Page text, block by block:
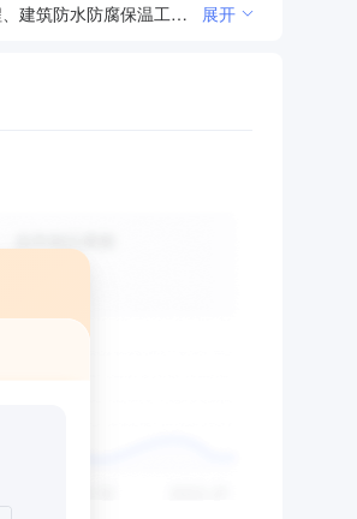
房屋建筑工程、公路工程、水利水电工程、建筑装修装饰工程、电力工程、环保工程、钢结构工程、市政公用工程、园林绿化工程、建筑防水防腐保温工程、城市及道路照明工程、机电设备安装工程、通信工程、混凝土工程、古建筑工程、建筑与智能化工程、河湖整治工程、输变电工程、地基与基础工程、模板脚手架专业承包工程的施工；石油化工工程、管道工程设计与施工、管道设备安装、电气安装、土石方工程服务、工程信息咨询、工程勘察设计、建筑劳务分包；五金建材、机械租赁；道路货物运输。（依法须经批准的项目，经相关部门批准后方可开展经营活动）。 展开